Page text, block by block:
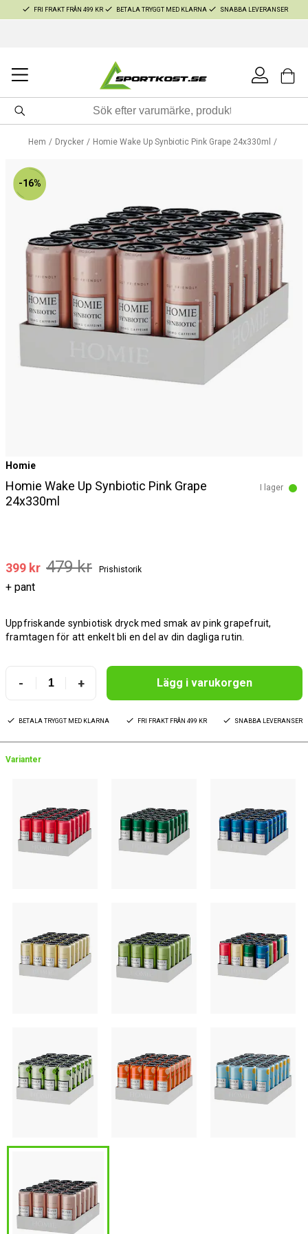
FRI FRAKT FRÅN 499 KR BETALA TRYGGT MED KLARNA SNABBA LEVERANSER
Hem Drycker Homie Wake Up Synbiotic Pink Grape 24x330ml
-16%
Homie
Homie Wake Up Synbiotic Pink Grape
24x330ml
I lager
399 kr 479 kr Prishistorik
+ pant
Uppfriskande synbiotisk dryck med smak av pink grapefruit,
framtagen för att enkelt bli en del av din dagliga rutin.
- + Lägg i varukorgen
BETALA TRYGGT MED KLARNA FRI FRAKT FRÅN 499 KR SNABBA LEVERANSER
Varianter